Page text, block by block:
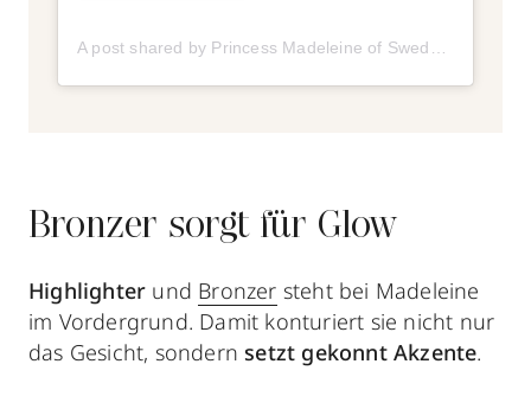
A post shared by Princess Madeleine of Sweden (@princess_madeleine_of_sweden)
Bronzer sorgt für Glow
Highlighter und Bronzer steht bei Madeleine
im Vordergrund. Damit konturiert sie nicht nur
das Gesicht, sondern setzt gekonnt Akzente.